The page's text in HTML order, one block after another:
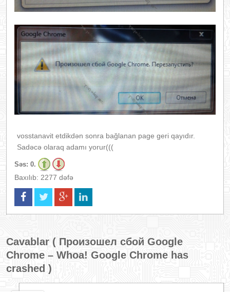
vosstanavit etdikdən sonra bağlanan page geri qayıdır.
Sadəcə olaraq adamı yorur(((
Səs: 0.
Baxılıb: 2277 dəfə
Cavablar ( Произошел сбой Google
Chrome – Whoa! Google Chrome has
crashed )